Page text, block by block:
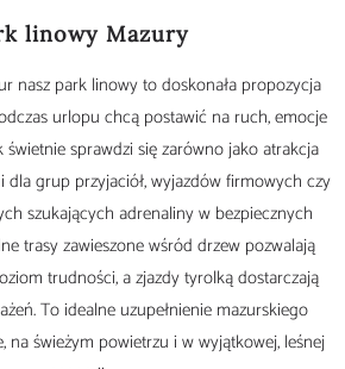
linowy Mazury
nasz park linowy to doskonała propozycja
urlopu chcą postawić na ruch, emocje
świetnie sprawdzi się zarówno jako atrakcja
dla grup przyjaciół, wyjazdów firmowych czy
szukających adrenaliny w bezpiecznych
trasy zawieszone wśród drzew pozwalają
trudności, a zjazdy tyrolką dostarczają
To idealne uzupełnienie mazurskiego
na świeżym powietrzu i w wyjątkowej, leśnej